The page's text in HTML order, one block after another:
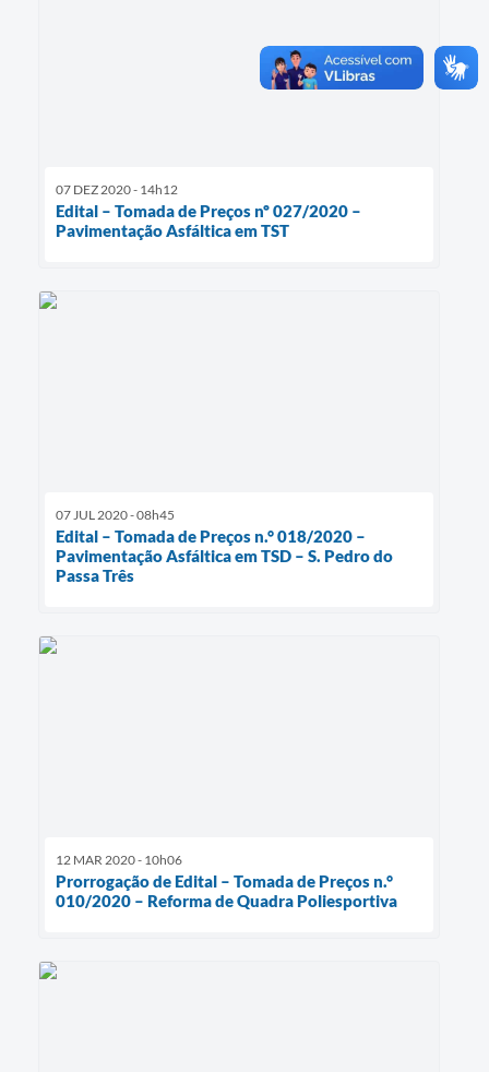
07 DEZ 2020 - 14h12
Edital – Tomada de Preços nº 027/2020 –
Pavimentação Asfáltica em TST
07 JUL 2020 - 08h45
Edital – Tomada de Preços n.° 018/2020 –
Pavimentação Asfáltica em TSD – S. Pedro do
Passa Três
12 MAR 2020 - 10h06
Prorrogação de Edital – Tomada de Preços n.°
010/2020 – Reforma de Quadra Poliesportiva